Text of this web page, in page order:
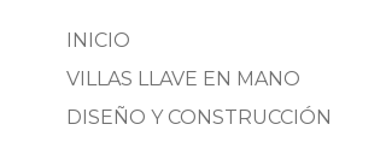
INICIO
VILLAS LLAVE EN MANO
DISEÑO Y CONSTRUCCIÓN